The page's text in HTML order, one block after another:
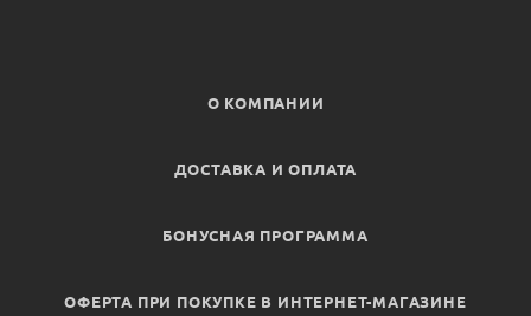
О КОМПАНИИ
ДОСТАВКА И ОПЛАТА
БОНУСНАЯ ПРОГРАММА
ОФЕРТА ПРИ ПОКУПКЕ В ИНТЕРНЕТ-МАГАЗИНЕ